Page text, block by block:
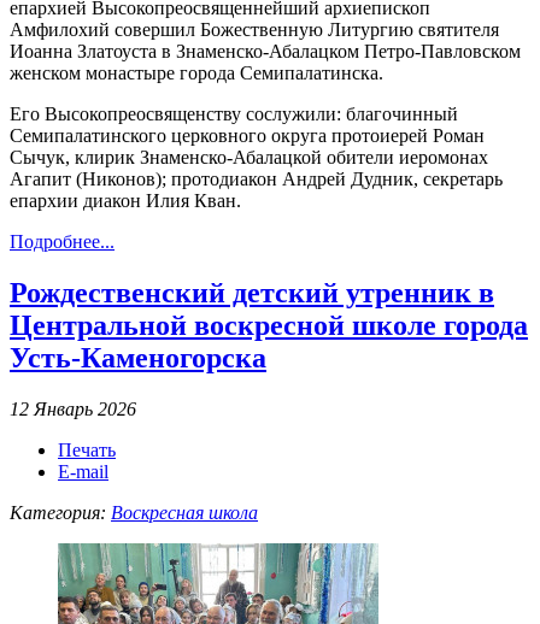
епархией Высокопреосвященнейший архиепископ
Амфилохий совершил Божественную Литургию святителя
Иоанна Златоуста в Знаменско-Абалацком Петро-Павловском
женском монастыре города Семипалатинска.
Его Высокопреосвященству сослужили: благочинный
Семипалатинского церковного округа протоиерей Роман
Сычук, клирик Знаменско-Абалацкой обители иеромонах
Агапит (Никонов); протодиакон Андрей Дудник, секретарь
епархии диакон Илия Кван.
Подробнее...
Рождественский детский утренник в
Центральной воскресной школе города
Усть-Каменогорска
12 Январь 2026
Печать
E-mail
Категория: Воскресная школа